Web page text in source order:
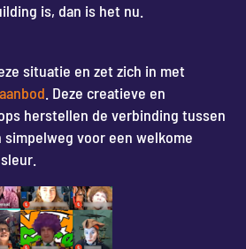
is, dan is het nu.
situatie en zet zich in met
. Deze creatieve en
herstellen de verbinding tussen
voor een welkome